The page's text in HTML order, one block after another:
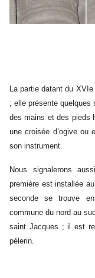
La partie datant du
; elle présente
des mains et des pieds
une croisée d’ogive ou
son instrument.
Nous signalerons
première est installée
seconde se trouve
commune du nord au
saint Jacques ; il est
pélerin.